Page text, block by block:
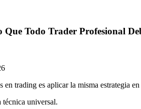
Que Todo Trader Profesional
en trading es aplicar la misma estrategia
técnica universal.